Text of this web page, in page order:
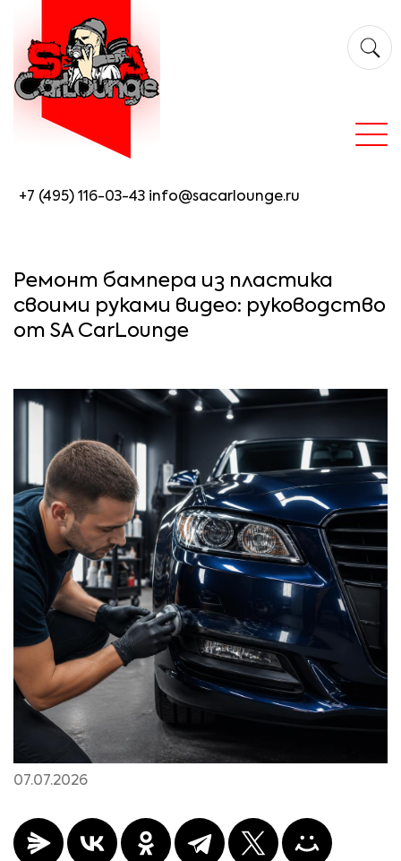
+7 (495) 116-03-43 info@sacarlounge.ru
Ремонт бампера из пластика
своими руками видео: руководство
от SA CarLounge
07.07.2026